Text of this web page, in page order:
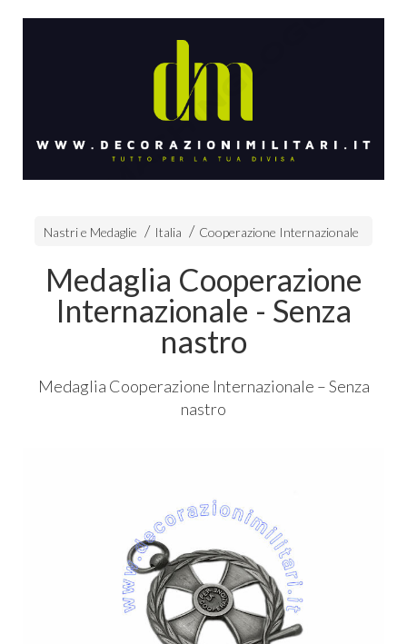
Nastri e Medaglie Italia Cooperazione Internazionale
Medaglia Cooperazione
Internazionale - Senza
nastro
Medaglia Cooperazione Internazionale – Senza
nastro